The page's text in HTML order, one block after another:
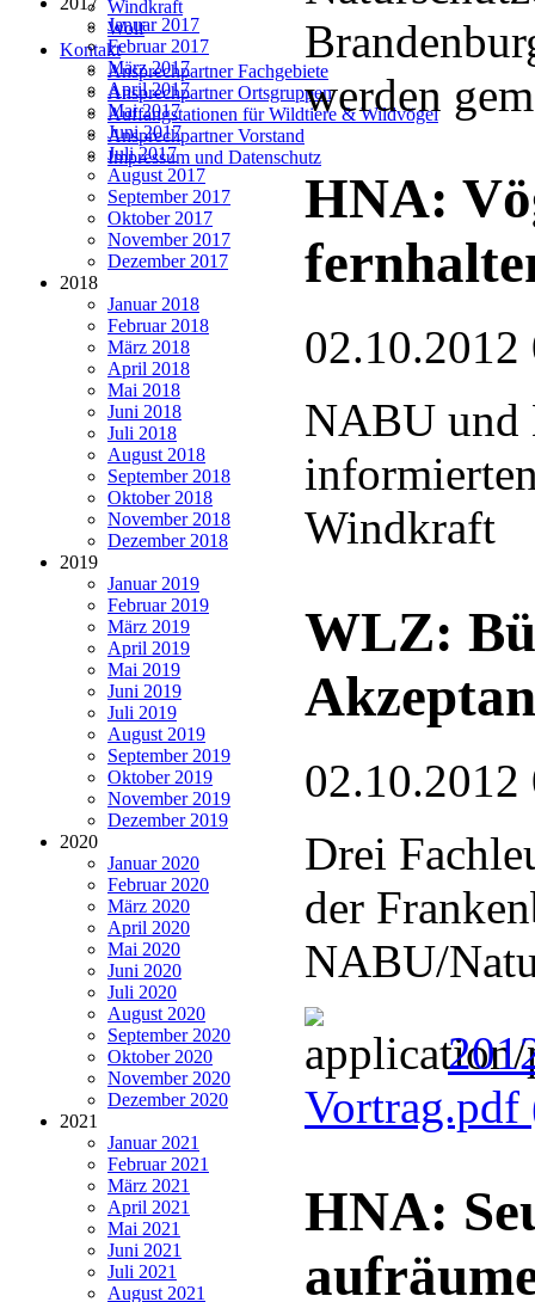
Windkraft
Wolf
Kontakt
Ansprechpartner Fachgebiete
Ansprechpartner Ortsgruppen
Auffangstationen für Wildtiere & Wildvögel
Ansprechpartner Vorstand
Impressum und Datenschutz
Januar 2017
Februar 2017
März 2017
April 2017
Mai 2017
Juni 2017
Juli 2017
August 2017
September 2017
Oktober 2017
November 2017
Dezember 2017
2018
Januar 2018
Februar 2018
März 2018
April 2018
Mai 2018
Juni 2018
Juli 2018
August 2018
September 2018
Oktober 2018
November 2018
Dezember 2018
2019
Januar 2019
Februar 2019
März 2019
April 2019
Mai 2019
Juni 2019
Juli 2019
August 2019
September 2019
Oktober 2019
November 2019
Dezember 2019
2020
Januar 2020
Februar 2020
März 2020
April 2020
Mai 2020
Juni 2020
Juli 2020
August 2020
September 2020
Oktober 2020
November 2020
Dezember 2020
2021
Januar 2021
Februar 2021
März 2021
April 2021
Mai 2021
Juni 2021
Juli 2021
August 2021
werden
HNA:
02.10.2012
NABU und
Windkraft
WLZ:
02.10.2012
Drei
der
NABU/
Vortrag.pdf
HNA: